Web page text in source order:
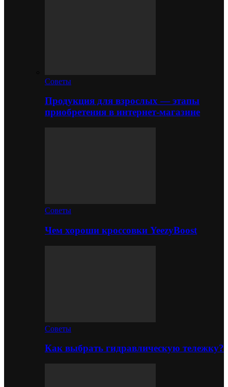
Советы
Продукция для взрослых — этапы
приобретения в интернет-магазине
Советы
Чем хороши кроссовки YeezyBoost
Советы
Как выбрать гидравлическую тележку?